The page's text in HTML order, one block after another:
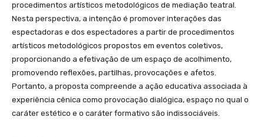
procedimentos artísticos metodológicos de mediação teatral.
Nesta perspectiva, a intenção é promover interações das
espectadoras e dos espectadores a partir de procedimentos
artísticos metodológicos propostos em eventos coletivos,
proporcionando a efetivação de um espaço de acolhimento,
promovendo reflexões, partilhas, provocações e afetos.
Portanto, a proposta compreende a ação educativa associada à
experiência cênica como provocação dialógica, espaço no qual o
caráter estético e o caráter formativo são indissociáveis.